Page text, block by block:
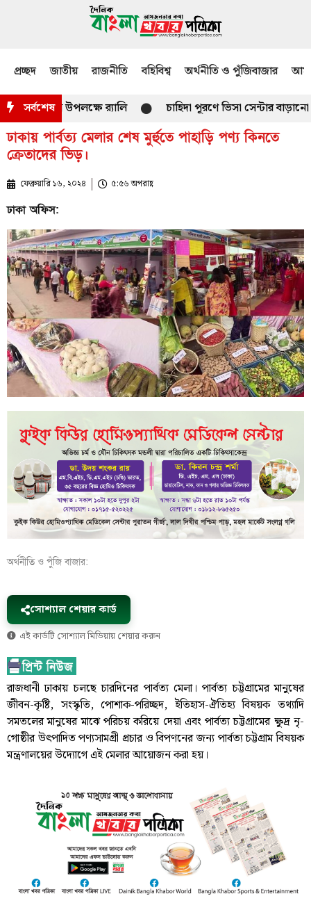
প্রচ্ছদ জাতীয় রাজনীতি বহিবিশ্ব অর্থনীতি ও পুঁজিবাজার
সর্বশেষ
দিবস উপলক্ষে র‌্যালি চাহিদা পূরণে ভিসা সেন্টার বাড়ানো হবে-
ঢাকায় পার্বত্য মেলার শেষ মুর্হুতে পাহাড়ি পণ্য কিনতে
ক্রেতাদের ভিড়।
ফেব্রুয়ারি ১৬, ২০২৪ ৫:৫৬ অপরাহ্ণ
ঢাকা অফিস:
অর্থনীতি ও পুঁজি বাজার:
সোশ্যাল শেয়ার কার্ড
এই কার্ডটি সোশ্যাল মিডিয়ায় শেয়ার করুন
রাজধানী ঢাকায় চলছে চারদিনের পার্বত্য মেলা। পার্বত্য চট্টগ্রামের মানুষের
জীবন-কৃষ্টি, সংস্কৃতি, পোশাক-পরিচ্ছদ, ইতিহাস-ঐতিহ্য বিষয়ক তথ্যাদি
সমতলের মানুষের মাঝে পরিচয় করিয়ে দেয়া এবং পার্বত্য চট্টগ্রামের ক্ষুদ্র নৃ-
গোষ্ঠীর উৎপাদিত পণ্যসামগ্রী প্রচার ও বিপণনের জন্য পার্বত্য চট্টগ্রাম বিষয়ক
মন্ত্রণালয়ের উদ্যোগে এই মেলার আয়োজন করা হয়।